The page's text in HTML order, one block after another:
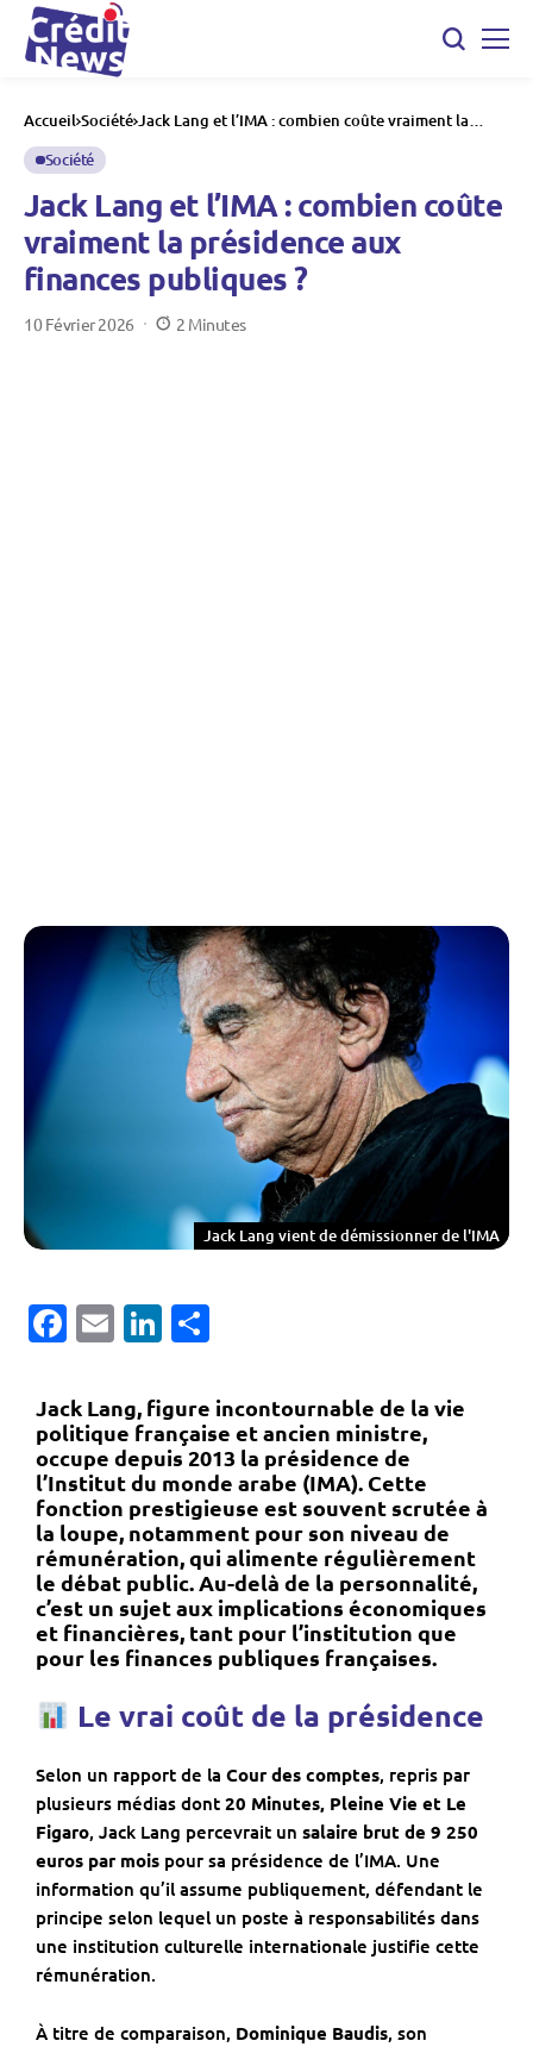
Accueil Société Jack Lang et l’IMA : combien coûte vraiment la
présidence aux finances publiques ?
Société
Jack Lang et l’IMA : combien coûte
vraiment la présidence aux
finances publiques ?
10 Février 2026 2 Minutes
Jack Lang vient de démissionner de l'IMA
Facebook
EmailLinkedIn
Jack Lang, figure incontournable de la vie
politique française et ancien ministre,
occupe depuis 2013 la présidence de
l’Institut du monde arabe (IMA). Cette
fonction prestigieuse est souvent scrutée à
la loupe, notamment pour son niveau de
rémunération, qui alimente régulièrement
le débat public. Au-delà de la personnalité,
c’est un sujet aux implications économiques
et financières, tant pour l’institution que
pour les finances publiques françaises.
Le vrai coût de la présidence
Selon un rapport de la Cour des comptes, repris par
plusieurs médias dont 20 Minutes, Pleine Vie et Le
Figaro, Jack Lang percevrait un salaire brut de 9 250
euros par mois pour sa présidence de l’IMA. Une
information qu’il assume publiquement, défendant le
principe selon lequel un poste à responsabilités dans
une institution culturelle internationale justifie cette
rémunération.
À titre de comparaison, Dominique Baudis, son